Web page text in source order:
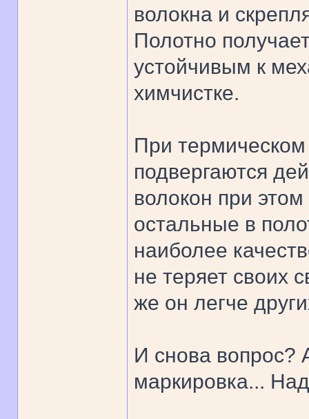
волокна и
Полотно
устойчивым к
химчистке.
При термическом
подвергаются
волокон при
остальные в
наиболее
не теряет своих
же он легче
И снова вопрос?
маркировка...